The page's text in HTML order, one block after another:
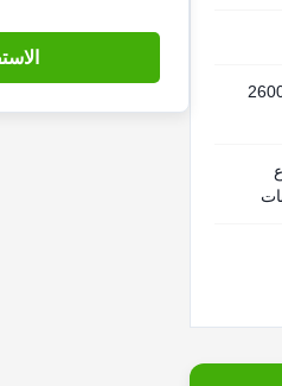
3800 * 1600 *